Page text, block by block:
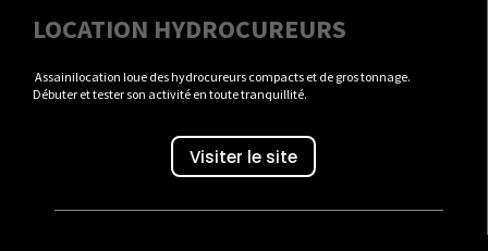
LOCATION HYDROCUREURS
Assainilocation loue des hydrocureurs compacts et de gros tonnage.
Débuter et tester son activité en toute tranquillité.
Visiter le site